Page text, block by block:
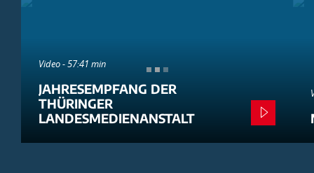
Video - 57:41 min
JAHRESEMPFANG DER
THÜRINGER
LANDESMEDIENANSTALT